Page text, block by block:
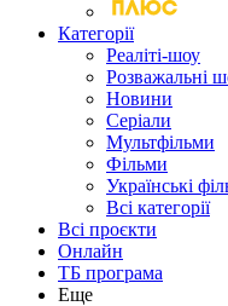
Категорії
Реаліті-шоу
Розважальні
Новини
Серіали
Мультфільми
Фільми
Українські
Всі категорії
Всі проєкти
Онлайн
ТБ програма
Еще